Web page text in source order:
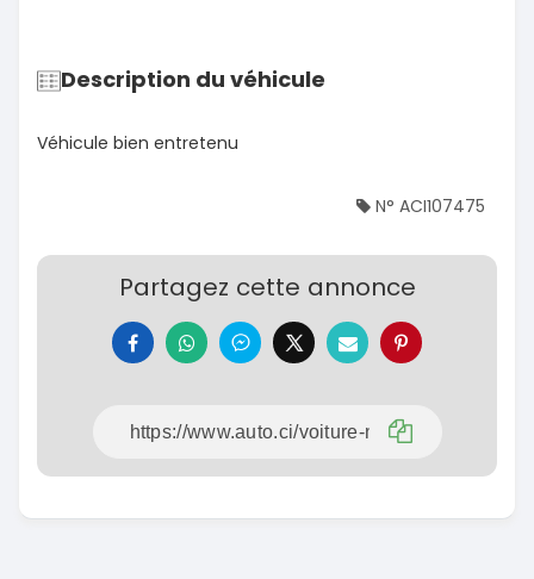
Description du véhicule
Véhicule bien entretenu
N° ACI107475
Partagez cette annonce